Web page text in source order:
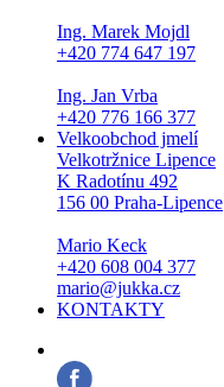
Ing. Marek Mojdl
+420 774 647 197
Ing. Jan Vrba
+420 776 166 377
Velkoobchod jmelí
Velkotržnice Lipence
K Radotínu 492
156 00 Praha-Lipence
Mario Keck
+420 608 004 377
mario@jukka.cz
KONTAKTY